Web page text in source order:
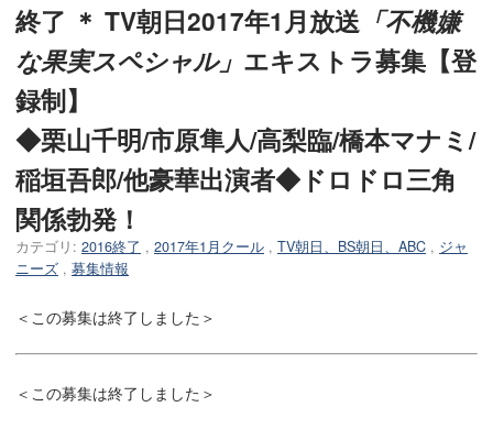
終了 ＊ TV朝日2017年1月放送 「不機嫌
な果実スペシャル」 エキストラ募集【登
録制】
◆栗山千明/市原隼人/高梨臨/橋本マナミ/
稲垣吾郎/他豪華出演者◆ドロドロ三角
関係勃発！
カテゴリ: 2016終了 , 2017年1月クール , TV朝日、BS朝日、ABC , ジャ
ニーズ , 募集情報
＜この募集は終了しました＞
＜この募集は終了しました＞